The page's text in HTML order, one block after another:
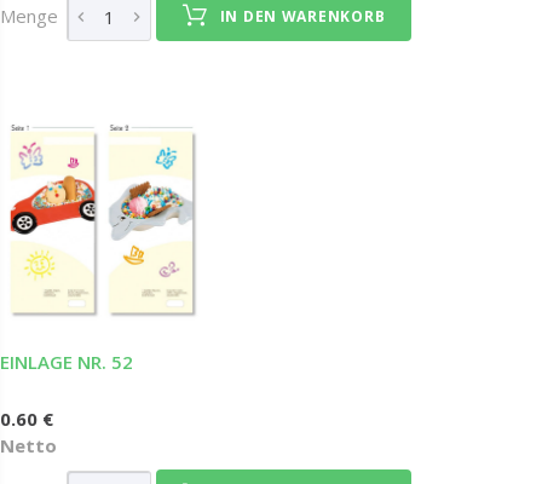
Menge IN DEN WARENKORB
EINLAGE NR. 52
0.60 €
Netto